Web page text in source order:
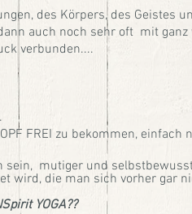
des Körpers, des Geistes
auch noch sehr oft mit
verbunden....
FREI zu bekommen, einfach
mutiger und
wird, die man sich vorher gar
YOGA??